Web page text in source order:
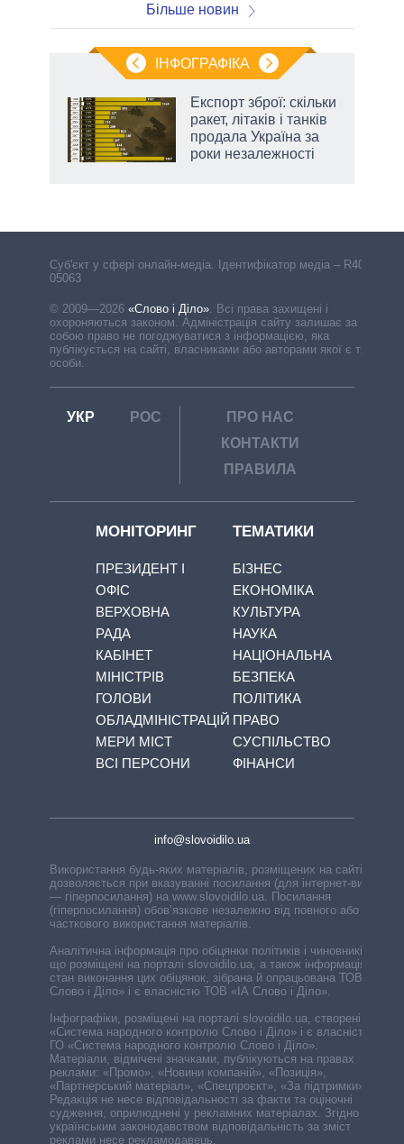
Більше новин
ІНФОГРАФІКА
Експорт зброї: скільки
ракет, літаків і танків
продала Україна за
роки незалежності
Cуб'єкт у сфері онлайн-медіа. Ідентифікатор медіа – R40-
05063
© 2009—2026 «Слово і Діло». Всі права захищені і
охороняються законом. Адміністрація сайту залишає за
собою право не погоджуватися з інформацією, яка
публікується на сайті, власниками або авторами якої є треті
особи.
УКР РОС
ПРО НАС
КОНТАКТИ
ПРАВИЛА
МОНІТОРИНГ
ПРЕЗИДЕНТ І
ОФІС
ВЕРХОВНА
РАДА
КАБІНЕТ
МІНІСТРІВ
ГОЛОВИ
ОБЛАДМІНІСТРАЦІЙ
МЕРИ МІСТ
ВСІ ПЕРСОНИ
ТЕМАТИКИ
БІЗНЕС
ЕКОНОМІКА
КУЛЬТУРА
НАУКА
НАЦІОНАЛЬНА
БЕЗПЕКА
ПОЛІТИКА
ПРАВО
СУСПІЛЬСТВО
ФІНАНСИ
info@slovoidilo.ua
Використання будь-яких матеріалів, розміщених на сайті,
дозволяється при вказуванні посилання (для інтернет-видань
— гіперпосилання) на www.slovoidilo.ua. Посилання
(гіперпосилання) обов’язкове незалежно від повного або
часткового використання матеріалів.
Аналітична інформація про обіцянки політиків і чиновників,
що розміщені на порталі slovoidilo.ua, а також інформація про
стан виконання цих обіцянок, зібрана й опрацьована ТОВ «ІА
Слово і Діло» і є власністю ТОВ «ІА Слово і Діло».
Інфографіки, розміщені на порталі slovoidilo.ua, створені ГО
«Система народного контролю Слово і Діло» і є власністю
ГО «Система народного контролю Слово і Діло».
Матеріали, відмічені значками, публікуються на правах
реклами: «Промо», «Новини компаній», «Позиція»,
«Партнерський матеріал», «Спецпроєкт», «За підтримки».
Редакція не несе відповідальності за факти та оціночні
судження, оприлюднені у рекламних матеріалах. Згідно з
українським законодавством відповідальність за зміст
реклами несе рекламодавець.